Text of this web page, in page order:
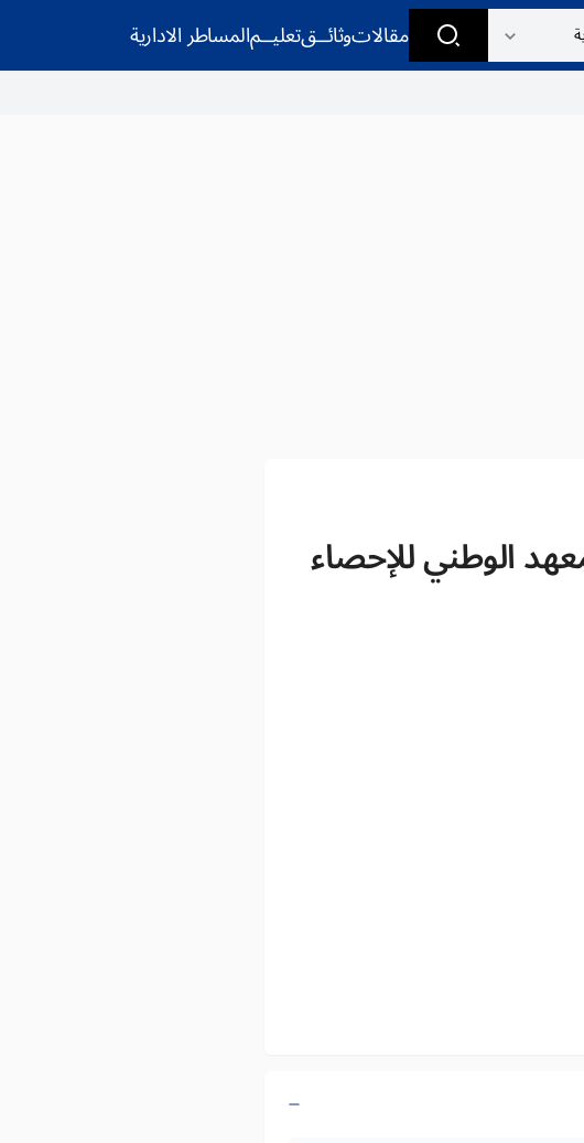
مقالاتوثائــقتعليــمالمساطر الادارية
الوطني للإحصاء